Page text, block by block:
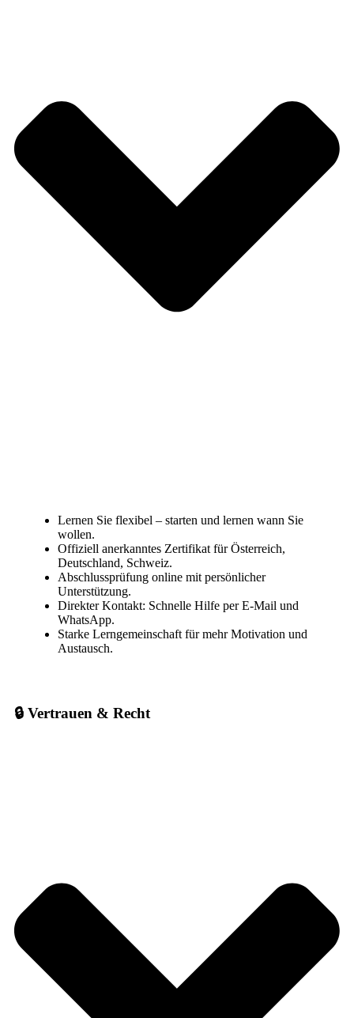
Lernen Sie flexibel – starten und lernen wann Sie
wollen.
Offiziell anerkanntes Zertifikat für Österreich,
Deutschland, Schweiz.
Abschlussprüfung online mit persönlicher
Unterstützung.
Direkter Kontakt: Schnelle Hilfe per E-Mail und
WhatsApp.
Starke Lerngemeinschaft für mehr Motivation und
Austausch.
🔒 Vertrauen & Recht